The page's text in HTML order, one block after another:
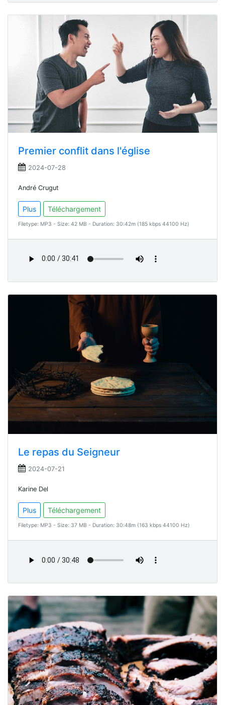
Premier conflit dans l'église
2024-07-28
André Crugut
Plus Téléchargement
Filetype: MP3 - Size: 42 MB - Duration: 30:42m (185 kbps 44100 Hz)
Le repas du Seigneur
2024-07-21
Karine Del
Plus Téléchargement
Filetype: MP3 - Size: 37 MB - Duration: 30:48m (163 kbps 44100 Hz)